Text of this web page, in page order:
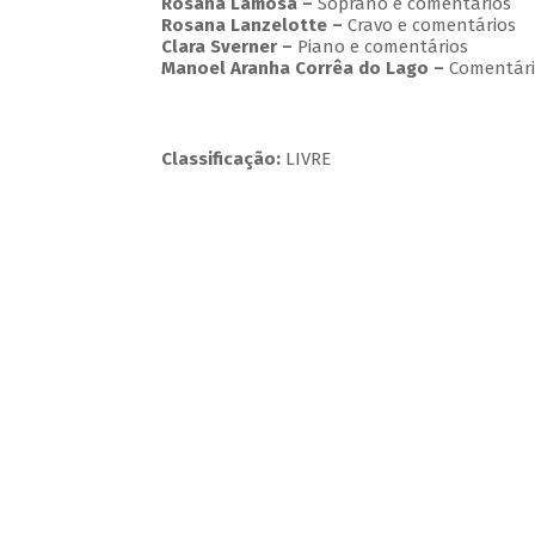
Rosana Lanzelotte – Cravo e comentários
Clara Sverner – Piano e comentários
Manoel Aranha Corrêa do Lago –
Classificação:LIVRE